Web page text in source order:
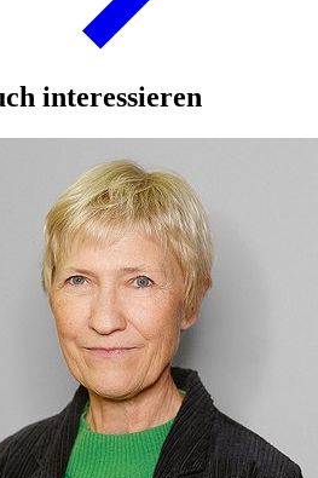
interessieren